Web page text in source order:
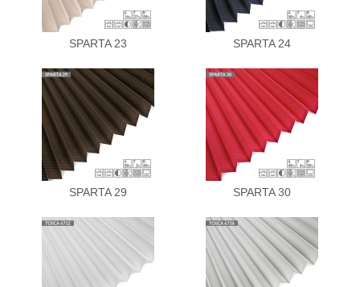
SPARTA 23 SPARTA 24
SPARTA 29 SPARTA 30